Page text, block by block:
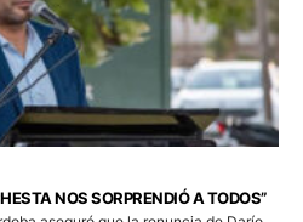
NOS SORPRENDIÓ A TODOS”